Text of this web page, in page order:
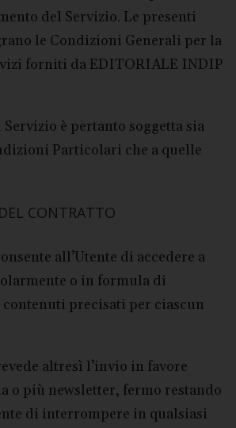
del Servizio. Le presenti
le Condizioni Generali per la
forniti da EDITORIALE INDIP
è pertanto soggetta sia
Particolari che a quelle
CONTRATTO
all’Utente di accedere a
o in formula di
contenuti precisati per ciascun
altresì l’invio in favore
o più newsletter, fermo restando
di interrompere in qualsiasi